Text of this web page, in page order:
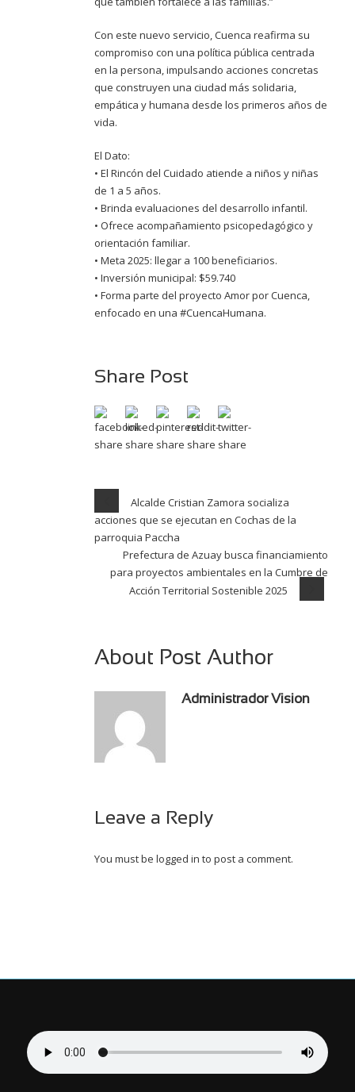
Con este nuevo servicio, Cuenca reafirma su
compromiso con una política pública centrada
en la persona, impulsando acciones concretas
que construyen una ciudad más solidaria,
empática y humana desde los primeros años de
vida.
El Dato:
• El Rincón del Cuidado atiende a niños y niñas
de 1 a 5 años.
• Brinda evaluaciones del desarrollo infantil.
• Ofrece acompañamiento psicopedagógico y
orientación familiar.
• Meta 2025: llegar a 100 beneficiarios.
• Inversión municipal: $59.740
• Forma parte del proyecto Amor por Cuenca,
enfocado en una #CuencaHumana.
Share Post
Alcalde Cristian Zamora socializa
acciones que se ejecutan en Cochas de la
parroquia Paccha
Prefectura de Azuay busca financiamiento
para proyectos ambientales en la Cumbre de
Acción Territorial Sostenible 2025
About Post Author
Administrador Vision
Leave a Reply
You must be logged in to post a comment.